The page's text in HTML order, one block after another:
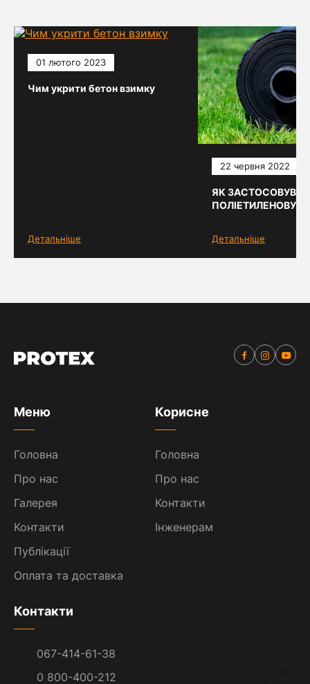
01 лютого 2023
Чим укрити бетон взимку
Детальніше
22 червня 2022
ЯК
ПОЛІЕТИЛЕНОВУ
Детальніше
Меню
Головна
Про нас
Галерея
Контакти
Публікації
Оплата та доставка
Корисне
Головна
Про нас
Контакти
Інженерам
Контакти
067-414-61-38
0 800-400-212